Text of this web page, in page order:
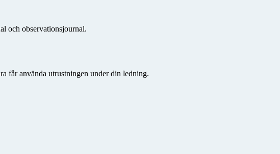
och observationsjournal.
får använda utrustningen under din ledning.